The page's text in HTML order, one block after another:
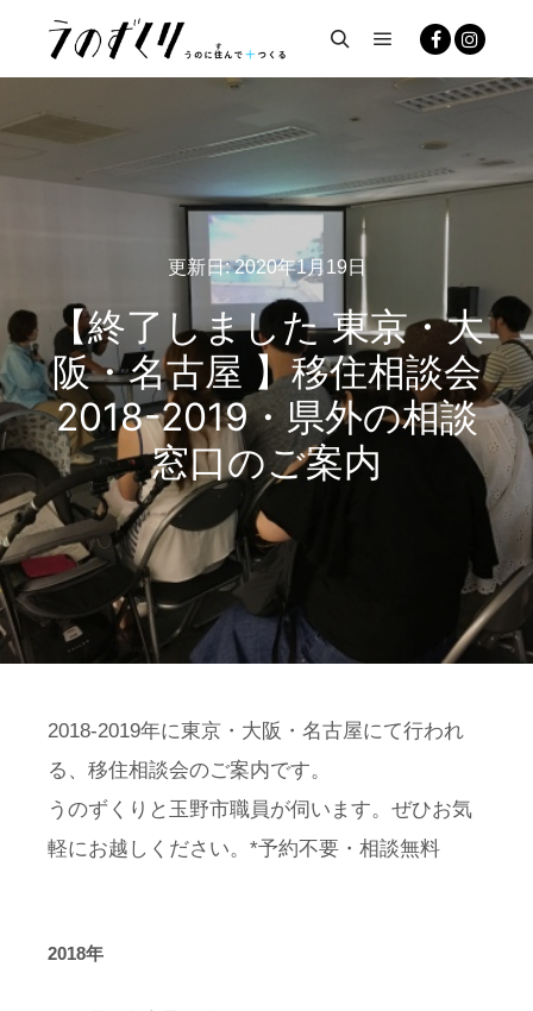
更新日:2020年1月19日
【終了しました 東京・大
阪・名古屋 】移住相談会
2018-2019・県外の相談
窓口のご案内
2018-2019年に東京・大阪・名古屋にて行われ
る、移住相談会のご案内です。
うのずくりと玉野市職員が伺います。ぜひお気
軽にお越しください。*予約不要・相談無料
2018年